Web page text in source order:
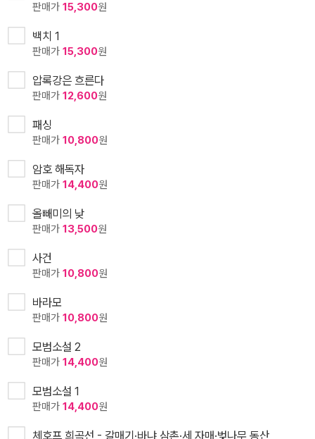
판매가 15,300원
백치 1
판매가 15,300원
압록강은 흐른다
판매가 12,600원
패싱
판매가 10,800원
암호 해독자
판매가 14,400원
올빼미의 낮
판매가 13,500원
사건
판매가 10,800원
바라모
판매가 10,800원
모범소설 2
판매가 14,400원
모범소설 1
판매가 14,400원
체호프 희곡선 - 갈매기·바냐 삼촌·세 자매·벚나무 동산